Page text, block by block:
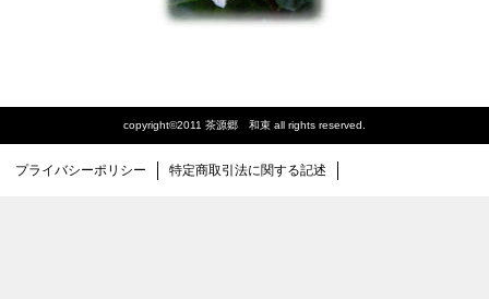
copyright©2011 茶源郷 和束 all rights reserved.
プライバシーポリシー 特定商取引法に関する記述